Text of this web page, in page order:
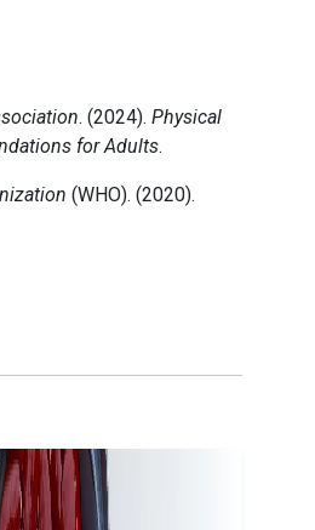
. (2024). Physical
for Adults.
(WHO). (2020).